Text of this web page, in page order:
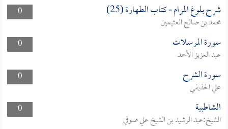
0
شرح بلوغ المرام - كتاب الطهارة (25)
محمد بن صالح العثيمين
0
سورة المرسلات
عبد العزيز الأحمد
0
سورة الشرح
علي الحذيفي
0
الشاطبية
الشيخ:عبد الرشيد بن الشيخ علي صوفي